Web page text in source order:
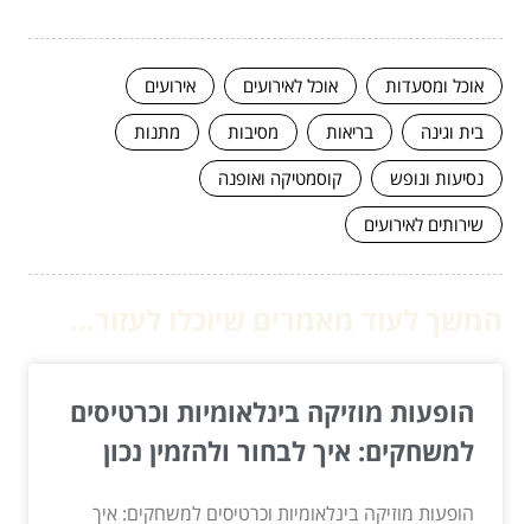
אוכל ומסעדות אוכל לאירועים
אירועים
בית וגינה
בריאות מסיבות
מתנות
נסיעות ונופש
קוסמטיקה ואופנה
שירותים לאירועים
הופעות מוזיקה בינלאומיות וכרטיסים
למשחקים: איך לבחור ולהזמין נכון
הופעות מוזיקה בינלאומיות וכרטיסים למשחקים: איך